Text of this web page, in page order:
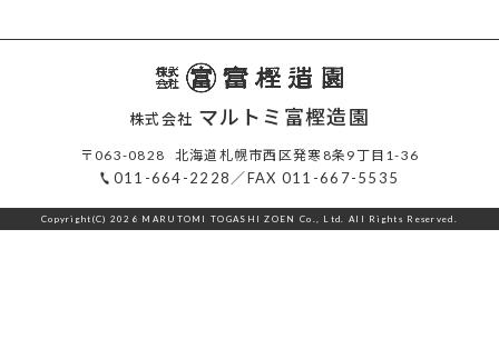
株式会社 マルトミ富樫造園
〒063-0828 北海道札幌市西区発寒8条9丁目1-36
011-664-2228 FAX 011-667-5535
Copyright(C) 2026 MARUTOMI TOGASHI ZOEN Co., Ltd. All Rights Reserved.